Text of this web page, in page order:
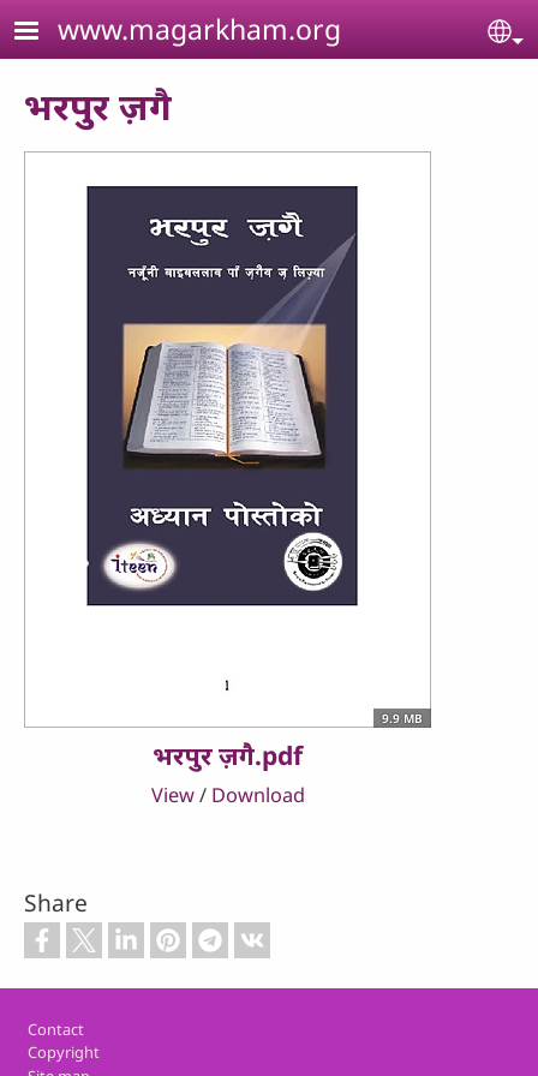
Skip to main content
www.magarkham.org
भरपुर ज़गै
9.9 MB
भरपुर ज़गै.pdf
View/ Download
Share
Contact
Copyright